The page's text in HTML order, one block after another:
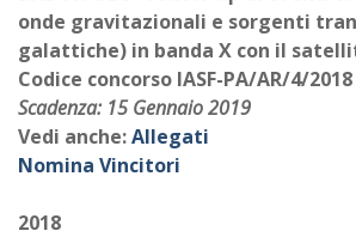
onde gravitazionali e sorgenti
galattiche) in banda X con il
Codice concorso IASF-PA/AR/4/2018
Scadenza: 15 Gennaio 2019
Vedi anche:Allegati
Nomina Vincitori
2018